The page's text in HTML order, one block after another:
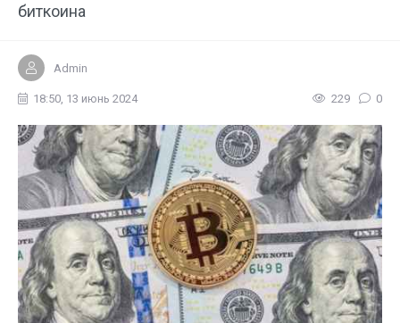
биткоина
Admin
18:50, 13 июнь 2024 229 0